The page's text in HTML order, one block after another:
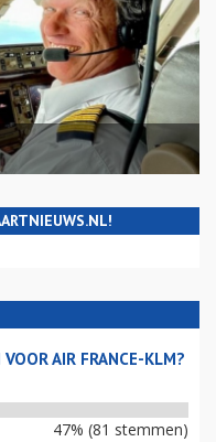
AIR FRANCE-KLM?
47% (81 stemmen)